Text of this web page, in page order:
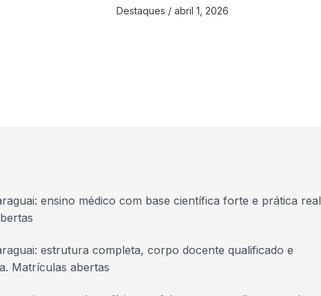
Destaques /abril 1, 2026
ensino médico com base científica forte e prática real
estrutura completa, corpo docente qualificado e
Matrículas abertas